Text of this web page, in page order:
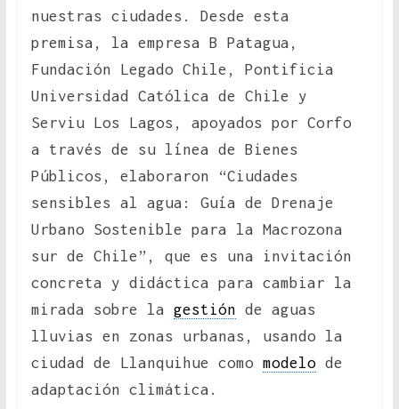
nuestras ciudades. Desde esta
premisa, la empresa B Patagua,
Fundación Legado Chile, Pontificia
Universidad Católica de Chile y
Serviu Los Lagos, apoyados por Corfo
a través de su línea de Bienes
Públicos, elaboraron “Ciudades
sensibles al agua: Guía de Drenaje
Urbano Sostenible para la Macrozona
sur de Chile”, que es una invitación
concreta y didáctica para cambiar la
mirada sobre la gestión de aguas
lluvias en zonas urbanas, usando la
ciudad de Llanquihue como modelode
adaptación climática.